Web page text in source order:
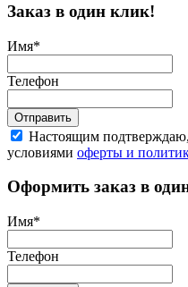
Заказ в один клик!
Имя*
Телефон
Отправить
Настоящим подтверждаю,
условиями оферты и
Оформить заказ в
Имя*
Телефон